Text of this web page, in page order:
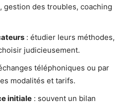
gestion des troubles, coaching
: étudier leurs méthodes,
judicieusement.
téléphoniques ou par
modalités et tarifs.
initiale : souvent un bilan